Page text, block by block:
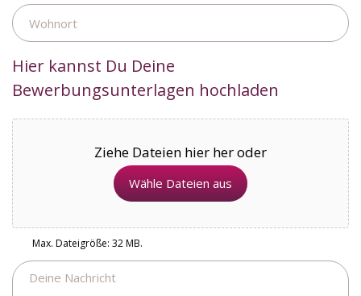
Wohnort
Hier kannst Du Deine
Bewerbungsunterlagen hochladen
Ziehe Dateien hier her oder
Wähle Dateien aus
Max. Dateigröße: 32 MB.
Nachricht